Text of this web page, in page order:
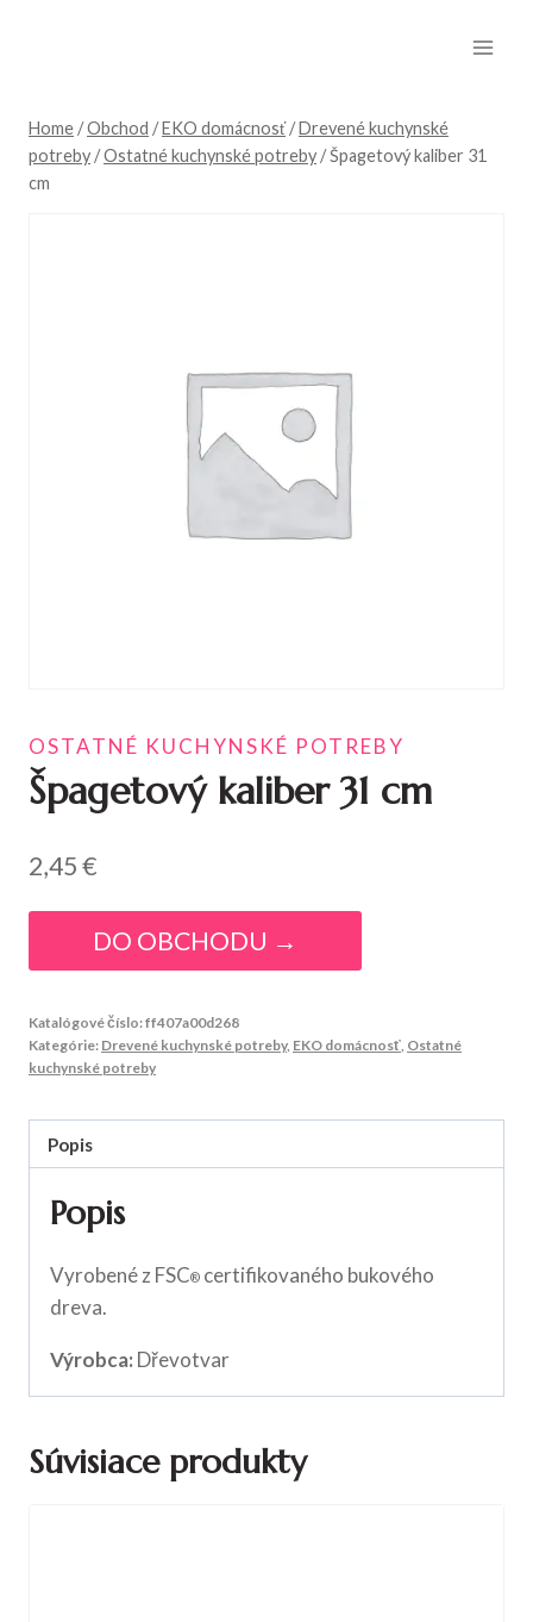
Home /Obchod /EKO domácnosť /Drevené kuchynské
potreby /Ostatné kuchynské potreby /Špagetový kaliber 31
cm
OSTATNÉ KUCHYNSKÉ POTREBY
Špagetový kaliber 31 cm
2,45€
DO OBCHODU →
Katalógové číslo:ff407a00d268
Kategórie: Drevené kuchynské potreby, EKO domácnosť Ostatné
kuchynské potreby
Popis
Popis
Vyrobené z FSC® certifikovaného bukového
dreva.
Výrobca: Dřevotvar
Súvisiace produkty